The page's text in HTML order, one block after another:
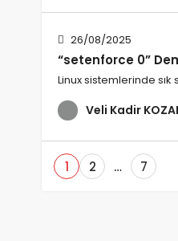
26/08/2025
“setenforce 0”
Linux sistemlerinde sık
Veli Kadir
1 2 … 7